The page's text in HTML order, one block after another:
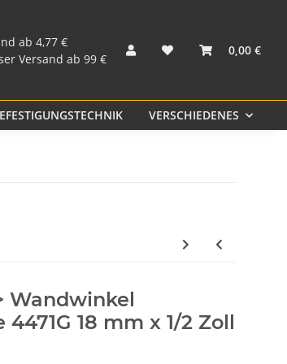
ab 4,77 €
Versand ab 99 €
0,00 €
VERSCHIEDENES
Wandwinkel
18 mm x 1/2 Zoll